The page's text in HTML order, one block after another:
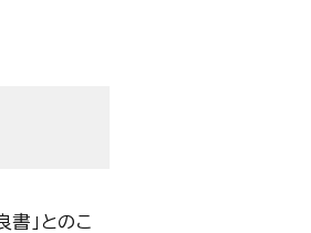
」とのこ